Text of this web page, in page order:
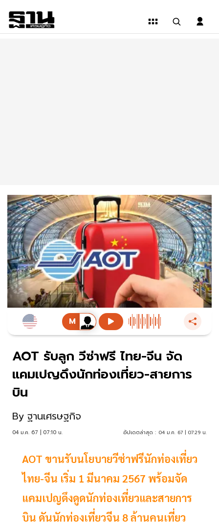
AOT รับลูก วีซ่าฟรี ไทย-จีน จัด
แคมเปญดึงนักท่องเที่ยว-สายการ
บิน
By ฐานเศรษฐกิจ
04 ม.ค. 67 | 07:10 น. อัปเดตล่าสุด : 04 ม.ค. 67 | 07:29 น.
AOT ขานรับนโยบายวีซ่าฟรีนักท่องเที่ยว
ไทย-จีน เริ่ม 1 มีนาคม 2567 พร้อมจัด
แคมเปญดึงดูดนักท่องเที่ยวและสายการ
บิน ดันนักท่องเที่ยวจีน 8 ล้านคนเที่ยว